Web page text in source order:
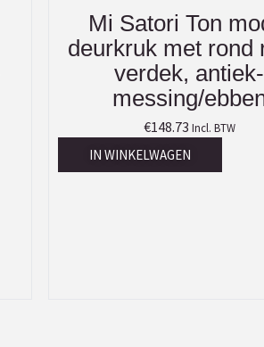
Mi Satori Ton
deurkruk met rond
verdek, antiek-
messing/
€148.73 Incl. BTW
IN WINKELWAGEN